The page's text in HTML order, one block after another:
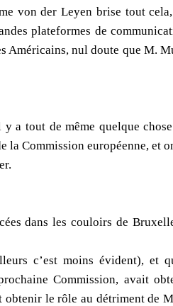
von der Leyen brise tout
plateformes de
Américains, nul doute que M.
a tout de même quelque
la Commission européenne, et
dans les couloirs de
c’est moins évident), et
Commission, avait
obtenir le rôle au détriment de